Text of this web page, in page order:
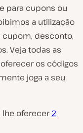
para cupons ou
a utilização
desconto,
Veja todas as
os códigos
joga a seu
lhe oferecer2